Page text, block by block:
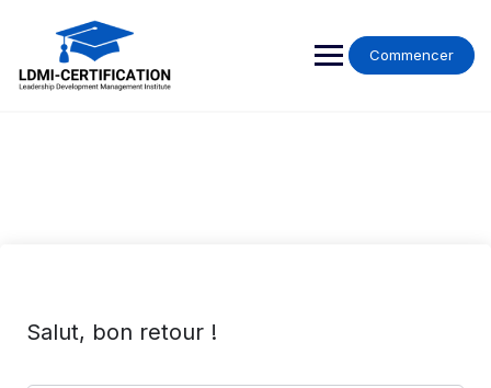
Commencer
Salut, bon retour !